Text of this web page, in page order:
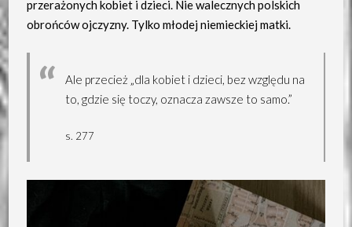
przerażonych kobiet i dzieci. Nie walecznych polskich
obrońców ojczyzny. Tylko młodej niemieckiej matki.
Ale przecież „dla kobiet i dzieci, bez względu na
to, gdzie się toczy, oznacza zawsze to samo.”
s. 277